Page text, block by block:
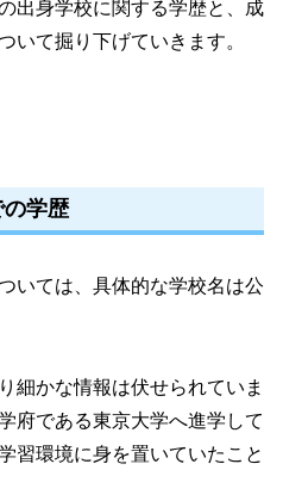
出身学校に関する学歴と、成
いて掘り下げていきます。
学歴
いては、具体的な学校名は公
細かな情報は伏せられていま
府である東京大学へ進学して
習環境に身を置いていたこと